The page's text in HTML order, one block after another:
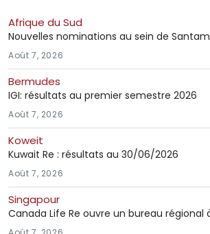
Afrique du Sud
Nouvelles nominations au sein de
Août 7, 2026
Bermudes
IGI: résultats au premier semestre 2026
Août 7, 2026
Koweit
Kuwait Re : résultats au 30/06/2026
Août 7, 2026
Singapour
Canada Life Re ouvre un bureau régional